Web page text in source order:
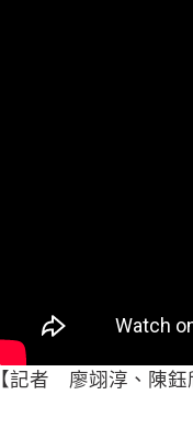
【記者 廖翊淳、陳鈺